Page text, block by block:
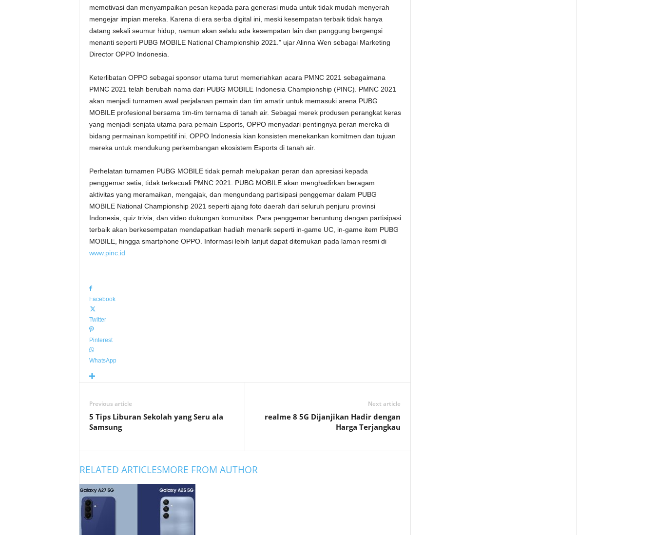
memotivasi dan menyampaikan pesan kepada para generasi muda untuk tidak mudah menyerah
mengejar impian mereka. Karena di era serba digital ini, meski kesempatan terbaik tidak hanya
datang sekali seumur hidup, namun akan selalu ada kesempatan lain dan panggung bergengsi
menanti seperti PUBG MOBILE National Championship 2021.” ujar Alinna Wen sebagai Marketing
Director OPPO Indonesia.
Keterlibatan OPPO sebagai sponsor utama turut memeriahkan acara PMNC 2021 sebagaimana
PMNC 2021 telah berubah nama dari PUBG MOBILE Indonesia Championship (PINC). PMNC 2021
akan menjadi turnamen awal perjalanan pemain dan tim amatir untuk memasuki arena PUBG
MOBILE profesional bersama tim-tim ternama di tanah air. Sebagai merek produsen perangkat keras
yang menjadi senjata utama para pemain Esports, OPPO menyadari pentingnya peran mereka di
bidang permainan kompetitif ini. OPPO Indonesia kian konsisten menekankan komitmen dan tujuan
mereka untuk mendukung perkembangan ekosistem Esports di tanah air.
Perhelatan turnamen PUBG MOBILE tidak pernah melupakan peran dan apresiasi kepada
penggemar setia, tidak terkecuali PMNC 2021. PUBG MOBILE akan menghadirkan beragam
aktivitas yang meramaikan, mengajak, dan mengundang partisipasi penggemar dalam PUBG
MOBILE National Championship 2021 seperti ajang foto daerah dari seluruh penjuru provinsi
Indonesia, quiz trivia, dan video dukungan komunitas. Para penggemar beruntung dengan partisipasi
terbaik akan berkesempatan mendapatkan hadiah menarik seperti in-game UC, in-game item PUBG
MOBILE, hingga smartphone OPPO. Informasi lebih lanjut dapat ditemukan pada laman resmi di
www.pinc.id
Facebook
Twitter
Pinterest
WhatsApp
Previous article
5 Tips Liburan Sekolah yang Seru ala
Samsung
Next article
realme 8 5G Dijanjikan Hadir dengan
Harga Terjangkau
RELATED ARTICLESMORE FROM AUTHOR